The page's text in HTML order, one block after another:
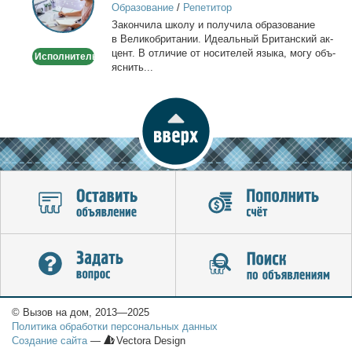
Онлайн
по
или
Исполнитель
Образование/ Репетитор
За­кон­чи­ла шко­лу и по­лу­чи­ла об­ра­зо­ва­ние
в Ве­ли­ко­бри­та­нии. Иде­аль­ный Бри­тан­ский ак­
цент. В от­ли­чие от но­си­те­лей язы­ка, мо­гу объ­
яс­нить...
© Вызов на дом, 2013—2025
Политика обработки персональных данных
Создание сайта— Vectora Design